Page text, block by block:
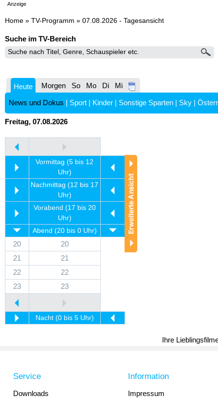
Anzeige
Home » TV-Programm » 07.08.2026 - Tagesansicht
Suche im TV-Bereich
Heute Morgen So Mo Di Mi
News und Dokus | Sport | Kinder | Sonstige Sparten | Sky |
Freitag, 07.08.2026
Vormittag (5 bis 12
Uhr)
Nachmittag (12 bis 17
Uhr)
Vorabend (17 bis 20
Uhr)
Abend (20 bis 0 Uhr)
20
20
21
21
22
22
23
23
Nacht (0 bis 5 Uhr)
Ihre
Service
Downloads
Information
Impressum